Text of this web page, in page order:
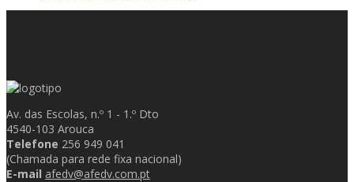
Av. das Escolas, n.º 1 - 1.º Dto
4540-103 Arouca
Telefone 256 949 041
(Chamada para rede fixa nacional)
E-mail afedv@afedv.com.pt